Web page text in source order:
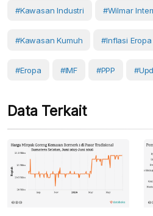
#kawasan Industri #Wilmar
#kawasan Kumuh #inflasi Eropa
#Eropa #IMF #PPP
Data Terkait